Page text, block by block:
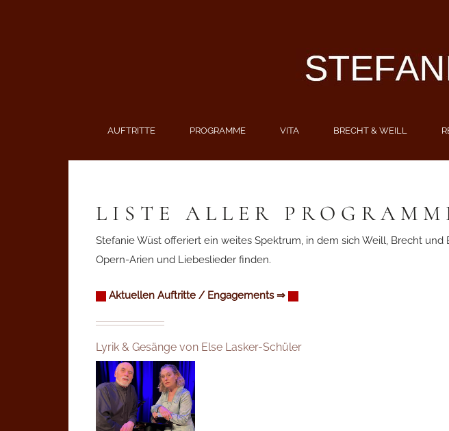
AUFTRITTE PROGRAMME VITA BRECHT & WEILL
LISTE ALLER
Stefanie Wüst offeriert ein weites Spektrum, in dem sich Weill, Brecht
Opern-Arien und Liebeslieder finden.
Aktuellen Auftritte / Engagements ⇒
Lyrik & Gesänge von Else Lasker-Schüler